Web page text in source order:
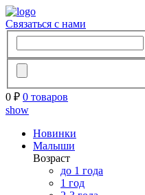
Связаться с нами
0 ₽ 0 товаров
show
Новинки
Малыши
Возраст
до 1 года
1 год